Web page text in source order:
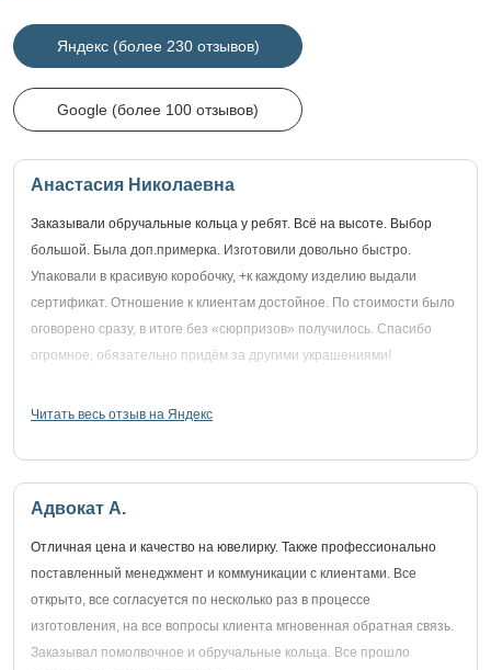
Яндекс (более 230 отзывов)
Google (более 100 отзывов)
Анастасия Николаевна
Заказывали обручальные кольца у ребят. Всё на высоте. Выбор
большой. Была доп.примерка. Изготовили довольно быстро.
Упаковали в красивую коробочку, +к каждому изделию выдали
сертификат. Отношение к клиентам достойное. По стоимости было
оговорено сразу, в итоге без «сюрпризов» получилось. Спасибо
огромное, обязательно придём за другими украшениями!
Читать весь отзыв на Яндекс
Адвокат А.
Отличная цена и качество на ювелирку. Также профессионально
поставленный менеджмент и коммуникации с клиентами. Все
открыто, все согласуется по несколько раз в процессе
изготовления, на все вопросы клиента мгновенная обратная связь.
Заказывал помолвочное и обручальные кольца. Все прошло